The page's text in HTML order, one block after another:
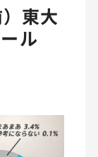
東大
ル